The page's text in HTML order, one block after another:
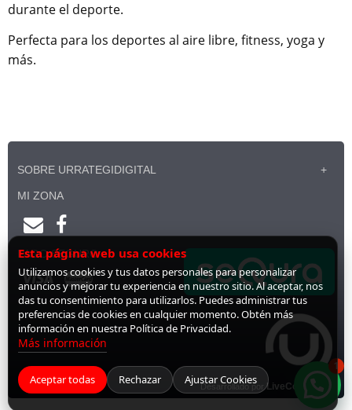
durante el deporte.
Perfecta para los deportes al aire libre, fitness, yoga y
más.
SOBRE URRATEGIDIGITAL
MI ZONA
PAGO SEGURO
Desarrollado porLiveCommerce
1
Esta página web usa cookies
Utilizamos cookies y tus datos personales para personalizar
anuncios y mejorar tu experiencia en nuestro sitio. Al aceptar, nos
das tu consentimiento para utilizarlos. Puedes administrar tus
preferencias de cookies en cualquier momento. Obtén más
información en nuestra Política de Privacidad.
Más información
Aceptar todas Rechazar Ajustar Cookies